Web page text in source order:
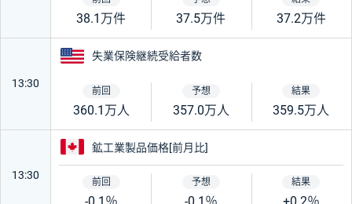
38.1万件 37.5万件 37.2万件
13:30
アメリカ
失業保険継続受給者数
360.1万人 357.0万人 359.5万人
13:30
カナダ
鉱工業製品価格[前月比]